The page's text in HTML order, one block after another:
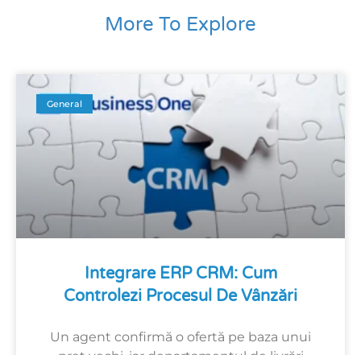
More To Explore
General
Integrare ERP CRM: Cum
Controlezi Procesul De Vânzări
Un agent confirmă o ofertă pe baza unui